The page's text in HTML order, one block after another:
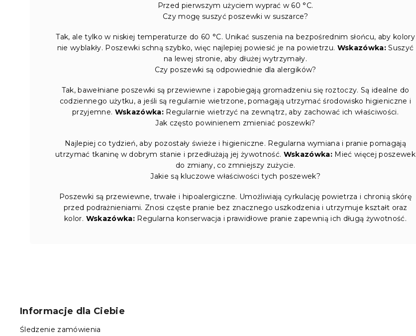
Przed pierwszym użyciem wyprać w 60 °C.
Czy mogę suszyć poszewki w suszarce?
Tak, ale tylko w niskiej temperaturze do 60 °C. Unikać suszenia na bezpośrednim słońcu, aby kolory
nie wyblakły. Poszewki schną szybko, więc najlepiej powiesić je na powietrzu. Wskazówka: Suszyć
na lewej stronie, aby dłużej wytrzymały.
Czy poszewki są odpowiednie dla alergików?
Tak, bawełniane poszewki są przewiewne i zapobiegają gromadzeniu się roztoczy. Są idealne do
codziennego użytku, a jeśli są regularnie wietrzone, pomagają utrzymać środowisko higieniczne i
przyjemne. Wskazówka: Regularnie wietrzyć na zewnątrz, aby zachować ich właściwości.
Jak często powinienem zmieniać poszewki?
Najlepiej co tydzień, aby pozostały świeże i higieniczne. Regularna wymiana i pranie pomagają
utrzymać tkaninę w dobrym stanie i przedłużają jej żywotność. Wskazówka: Mieć więcej poszewek
do zmiany, co zmniejszy zużycie.
Jakie są kluczowe właściwości tych poszewek?
Poszewki są przewiewne, trwałe i hipoalergiczne. Umożliwiają cyrkulację powietrza i chronią skórę
przed podrażnieniami. Znosi częste pranie bez znacznego uszkodzenia i utrzymuje kształt oraz
kolor. Wskazówka:Regularna konserwacja i prawidłowe pranie zapewnią ich długą żywotność.
Informacje dla Ciebie
Śledzenie zamówienia